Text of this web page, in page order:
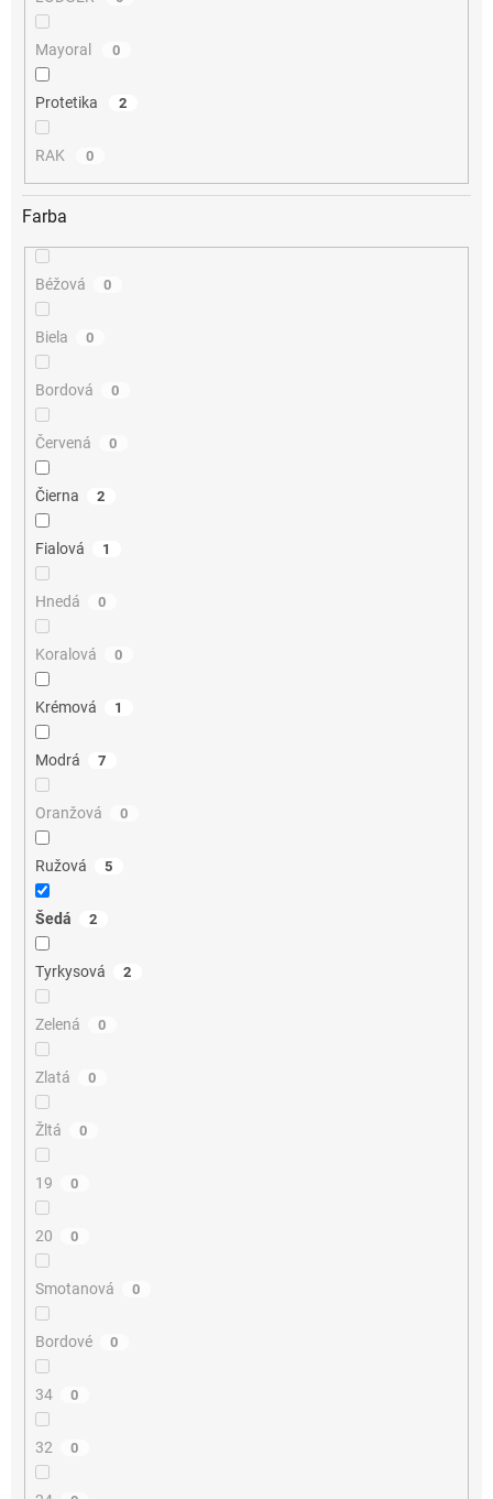
Mayoral 0
Protetika 2
RAK 0
Farba
Béžová 0
Biela 0
Bordová 0
Červená 0
Čierna 2
Fialová 1
Hnedá 0
Koralová 0
Krémová 1
Modrá 7
Oranžová 0
Ružová 5
Šedá 2
Tyrkysová 2
Zelená 0
Zlatá 0
Žltá 0
19 0
20 0
Smotanová 0
Bordové 0
34 0
32 0